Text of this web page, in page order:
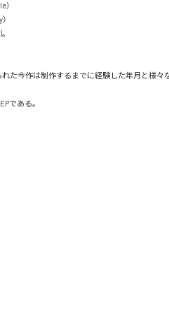
た今作は制作するまでに経験した年月と様々
である。